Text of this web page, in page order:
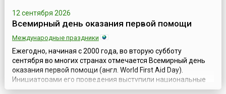
12 сентября 2026
Всемирный день оказания первой помощи
Международные праздники
Ежегодно, начиная с 2000 года, во вторую субботу
сентября во многих странах отмечается Всемирный день
оказания первой помощи (англ. World First Aid Day).
Инициаторами его проведения выступили национальные
организации – члены Международного движения Красного